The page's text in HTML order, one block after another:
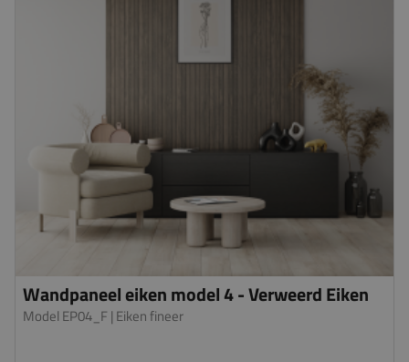
Wandpaneel eiken model 4 - Verweerd Eiken
Model EP04_F | Eiken fineer